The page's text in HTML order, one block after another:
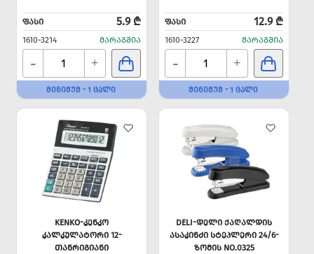
ᲤᲐᲡᲘ 5.9 ₾
1610-3214 ᲛᲐᲠᲐᲒᲨᲘᲐ
- +
ᲛᲘᲜᲘᲛᲣᲛ - 1 ᲪᲐᲚᲘ
ᲤᲐᲡᲘ 12.9 ₾
1610-3227 ᲛᲐᲠᲐᲒᲨᲘᲐ
- +
ᲛᲘᲜᲘᲛᲣᲛ - 1 ᲪᲐᲚᲘ
KENKO-ᲙᲔᲜᲙᲝ
ᲙᲐᲚᲙᲣᲚᲐᲢᲝᲠᲘ 12-
ᲗᲐᲜᲠᲘᲒᲘᲐᲜᲘ
DELI-ᲓᲔᲚᲘ ᲥᲐᲦᲐᲚᲓᲘᲡ
ᲐᲡᲐᲙᲘᲜᲫᲘ ᲡᲢᲔᲞᲚᲔᲠᲘ 24/6-
ᲖᲝᲛᲘᲡ NO.0325